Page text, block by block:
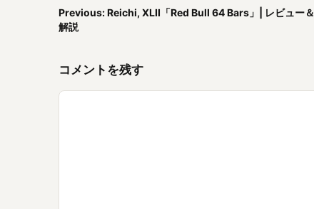
Previous: Reichi, XLII「Red Bull 64 Bars」| レビュー＆
解説
コメントを残す